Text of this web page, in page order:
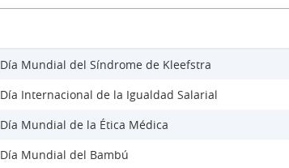
Día Mundial del Síndrome de Kleefstra
Día Internacional de la Igualdad Salarial
Día Mundial de la Ética Médica
Día Mundial del Bambú